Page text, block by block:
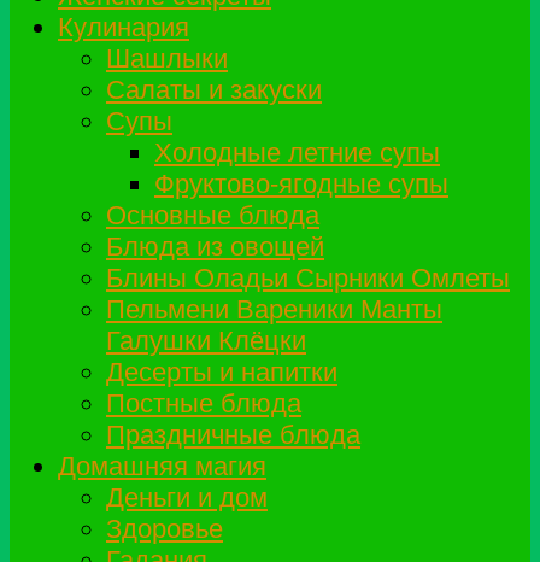
Кулинария
Шашлыки
Салаты и закуски
Супы
Холодные летние супы
Фруктово-ягодные супы
Основные блюда
Блюда из овощей
Блины Оладьи Сырники Омлеты
Пельмени Вареники Манты
Галушки Клёцки
Десерты и напитки
Постные блюда
Праздничные блюда
Домашняя магия
Деньги и дом
Здоровье